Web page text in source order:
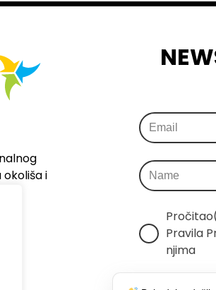
i
Pravila
njima